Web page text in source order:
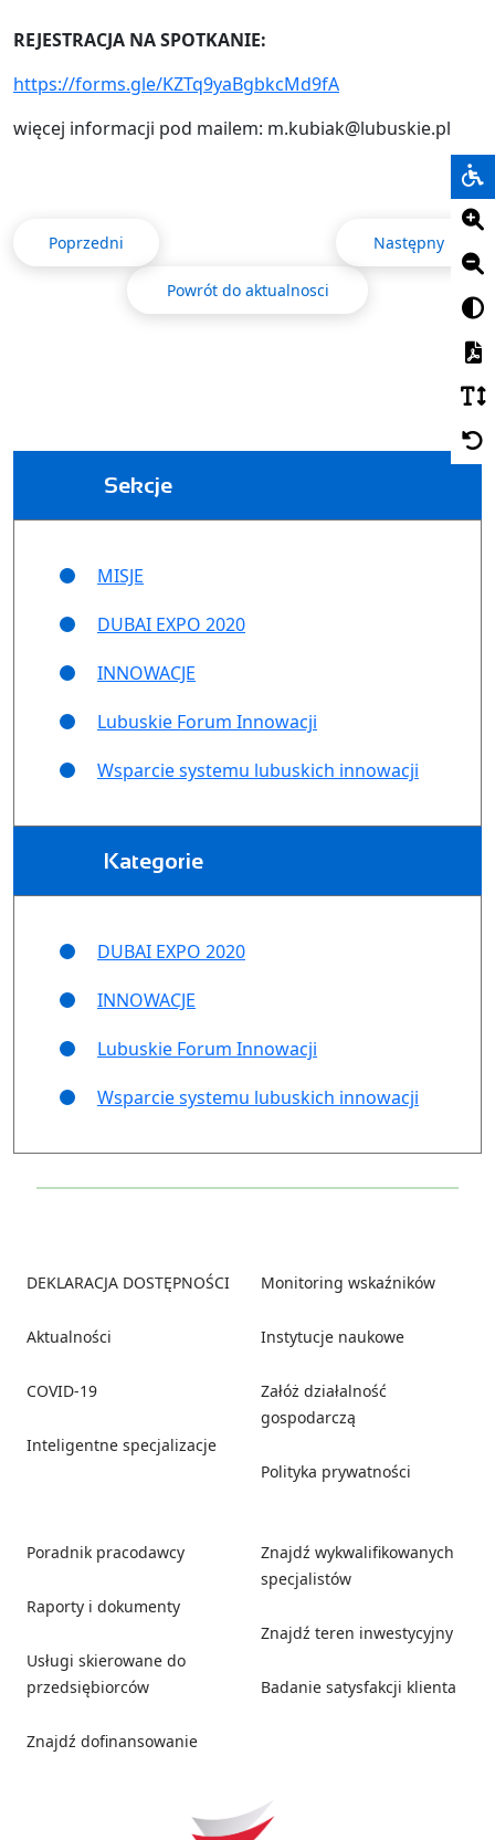
REJESTRACJA NA SPOTKANIE:
https://forms.gle/KZTq9yaBgbkcMd9fA
więcej informacji pod mailem: m.kubiak@lubuskie.pl
Poprzedni Następny
Powrót do aktualnosci
Sekcje
MISJE
DUBAI EXPO 2020
INNOWACJE
Lubuskie Forum Innowacji
Wsparcie systemu lubuskich innowacji
Kategorie
DUBAI EXPO 2020
INNOWACJE
Lubuskie Forum Innowacji
Wsparcie systemu lubuskich innowacji
DEKLARACJA DOSTĘPNOŚCI
Aktualności
COVID-19
Inteligentne specjalizacje
Monitoring wskaźników
Instytucje naukowe
Załóż działalność
gospodarczą
Polityka prywatności
Poradnik pracodawcy
Raporty i dokumenty
Usługi skierowane do
przedsiębiorców
Znajdź dofinansowanie
Znajdź wykwalifikowanych
specjalistów
Znajdź teren inwestycyjny
Badanie satysfakcji klienta